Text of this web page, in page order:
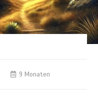
9 Monaten